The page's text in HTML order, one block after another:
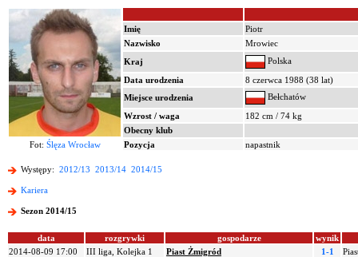
Imię
Piotr
Nazwisko
Mrowiec
Kraj
Polska
Data urodzenia
8 czerwca 1988 (38 lat)
Miejsce urodzenia
Bełchatów
Wzrost / waga
182 cm / 74 kg
Obecny klub
Fot: Ślęza Wrocław Pozycja napastnik
Występy: 2012/13 2013/14 2014/15
Kariera
Sezon 2014/15
data rozgrywki gospodarze
wynik
2014-08-09 17:00
III liga, Kolejka 1 Piast Żmigród 1-1